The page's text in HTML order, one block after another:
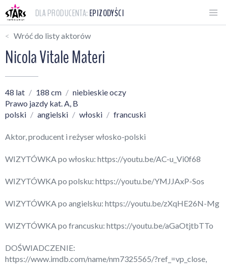
DLA PRODUCENTA: EPIZODYŚCI
Wróć do listy aktorów
Nicola Vitale Materi
48 lat 188 cm
niebieskie oczy
Prawo jazdy kat. A, B
polski
angielski włoski francuski
Aktor, producent i reżyser włosko-polski
WIZYTÓWKA po włosku: https://youtu.be/AC-u_Vi0f68
WIZYTÓWKA po polsku: https://youtu.be/YMJJAxP-Sos
WIZYTÓWKA po angielsku: https://youtu.be/zXqHE26N-Mg
WIZYTÓWKA po francusku: https://youtu.be/aGaOtjtbTTo
DOŚWIADCZENIE:
https://www.imdb.com/name/nm7325565/?ref_=vp_close,